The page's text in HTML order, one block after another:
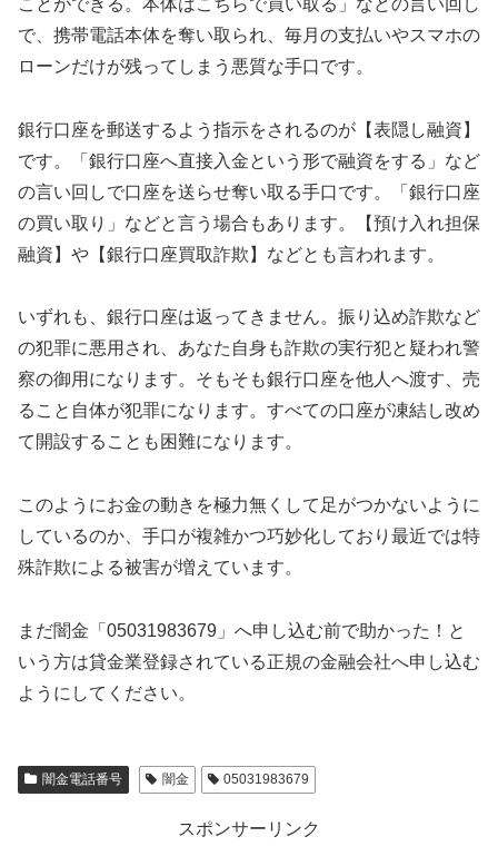
で、携帯電話本体を奪い取られ、毎月の支払いやスマホの
ローンだけが残ってしまう悪質な手口です。
銀行口座を郵送するよう指示をされるのが【表隠し融資】
です。「銀行口座へ直接入金という形で融資をする」など
の言い回しで口座を送らせ奪い取る手口です。「銀行口座
の買い取り」などと言う場合もあります。【預け入れ担保
融資】や【銀行口座買取詐欺】などとも言われます。
いずれも、銀行口座は返ってきません。振り込め詐欺など
の犯罪に悪用され、あなた自身も詐欺の実行犯と疑われ警
察の御用になります。そもそも銀行口座を他人へ渡す、売
ること自体が犯罪になります。すべての口座が凍結し改め
て開設することも困難になります。
このようにお金の動きを極力無くして足がつかないように
しているのか、手口が複雑かつ巧妙化しており最近では特
殊詐欺による被害が増えています。
まだ闇金「05031983679」へ申し込む前で助かった！と
いう方は貸金業登録されている正規の金融会社へ申し込む
ようにしてください。
闇金電話番号 闇金 05031983679
スポンサーリンク